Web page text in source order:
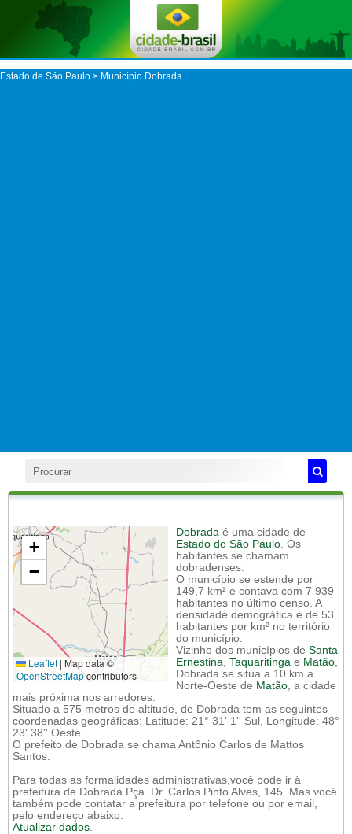
Estado de São Paulo > Município Dobrada
+
−
Leaflet | Map data ©
OpenStreetMapcontributors
Dobrada é uma cidade de
Estado do São Paulo. Os
habitantes se chamam
dobradenses.
O município se estende por
149,7 km² e contava com 7 939
habitantes no último censo. A
densidade demográfica é de 53
habitantes por km² no território
do município.
Vizinho dos municípios de Santa
Ernestina, Taquaritinga e Matão,
Dobrada se situa a 10 km a
Norte-Oeste de Matão, a cidade
mais próxima nos arredores.
Situado a 575 metros de altitude, de Dobrada tem as seguintes
coordenadas geográficas: Latitude: 21° 31' 1'' Sul, Longitude: 48°
23' 38'' Oeste.
O prefeito de Dobrada se chama Antônio Carlos de Mattos
Santos.
Para todas as formalidades administrativas,você pode ir à
prefeitura de Dobrada Pça. Dr. Carlos Pinto Alves, 145. Mas você
também pode contatar a prefeitura por telefone ou por email,
pelo endereço abaixo.
Atualizar dados.